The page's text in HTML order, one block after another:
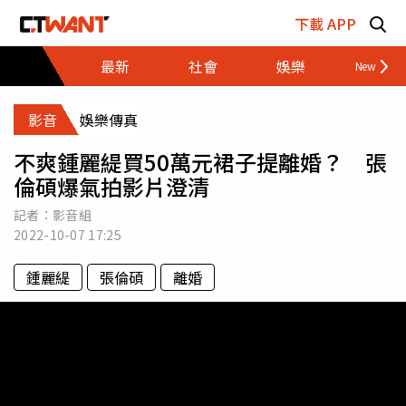
下載 APP
最新
社會 娛樂 財經
影音 娛樂傳真
不爽鍾麗緹買50萬元裙子提離婚？ 張
倫碩爆氣拍影片澄清
記者：影音組
2022-10-07 17:25
鍾麗緹 張倫碩 離婚